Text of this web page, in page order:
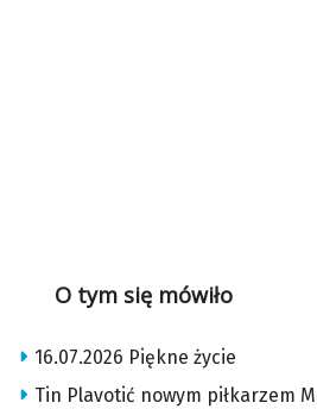
O tym się mówiło
16.07.2026 Piękne życie
Tin Plavotić nowym piłkarzem